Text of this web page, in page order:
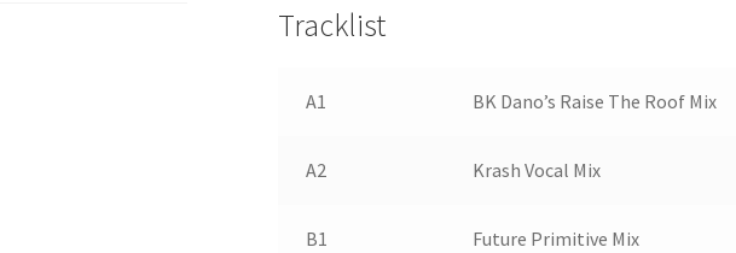
Tracklist
A1 BK Dano’s Raise The Roof Mix
A2 Krash Vocal Mix
B1 Future Primitive Mix